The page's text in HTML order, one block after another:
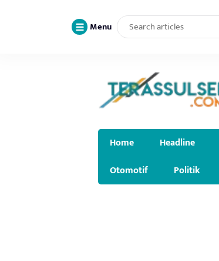
Menu
Home Headline
Otomotif
Politik